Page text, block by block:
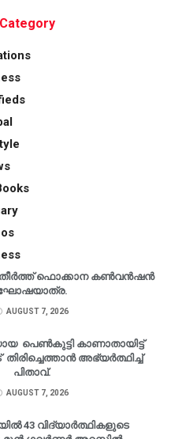
തീർത്ത് ഫൊക്കാന കൺവൻഷൻ
AUGUST 7, 2026
പെൺകുട്ടി കാണാതായിട്ട്
അഭ്യർത്ഥിച്ച്
പിതാവ്.
AUGUST 7, 2026
43 വിദ്യാർത്ഥികളുടെ